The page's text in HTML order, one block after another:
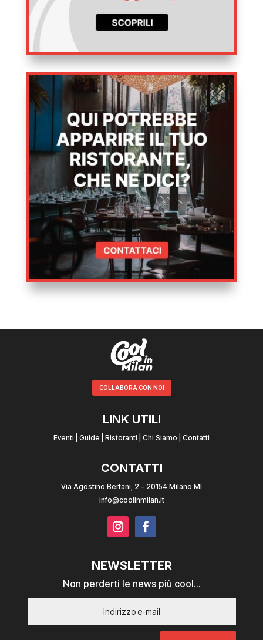
COLLABORA CON NOI
LINK UTILI
Eventi Guide Ristoranti Chi Siamo Contatti
CONTATTI
Via Agostino Bertani, 2 - 20154 Milano MI
info@coolinmilan.it
NEWSLETTER
Non perderti le news più cool...